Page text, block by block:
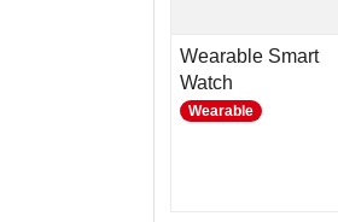
Wearable Smart
Watch
Wearable